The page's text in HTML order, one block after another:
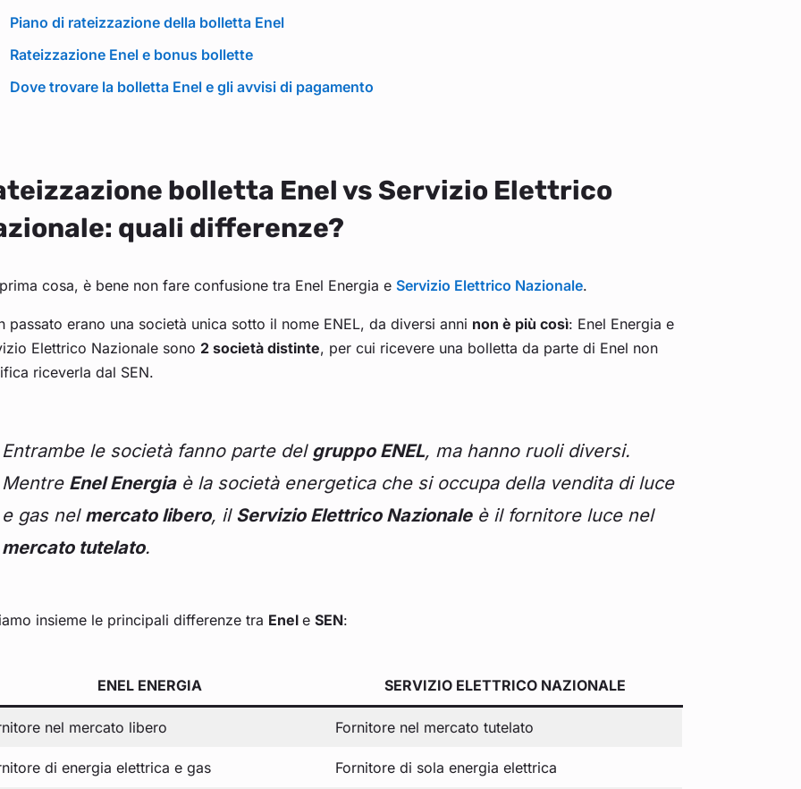
Piano di rateizzazione della bolletta Enel
Rateizzazione Enel e bonus bollette
Dove trovare la bolletta Enel e gli avvisi di pagamento
bolletta Enel vs Servizio Elettrico
quali differenze?
cosa, è bene non fare confusione tra Enel Energia e Servizio Elettrico Nazionale.
passato erano una società unica sotto il nome ENEL, da diversi anni non è più così: Enel Energia e
Elettrico Nazionale sono 2 società distinte, per cui ricevere una bolletta da parte di Enel non
riceverla dal SEN.
Entrambe le società fanno parte del gruppo ENEL, ma hanno ruoli diversi.
Mentre Enel Energiaè la società energetica che si occupa della vendita di luce
e gas nel mercato libero, il Servizio Elettrico Nazionaleè il fornitore luce nel
mercato tutelato.
insieme le principali differenze tra Enel e SEN:
ENEL ENERGIA SERVIZIO ELETTRICO NAZIONALE
nel mercato libero Fornitore nel mercato tutelato
di energia elettrica e gas Fornitore di sola energia elettrica